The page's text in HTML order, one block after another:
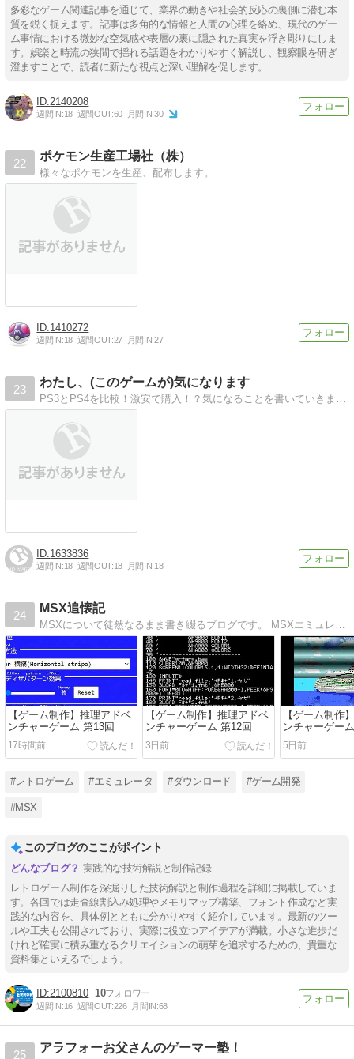
多彩なゲーム関連記事を通じて、業界の動きや社会的反応の裏側に潜む本
質を鋭く捉えます。記事は多角的な情報と人間の心理を絡め、現代のゲー
ム事情における微妙な空気感や表層の裏に隠された真実を浮き彫りにしま
す。娯楽と時流の狭間で揺れる話題をわかりやすく解説し、観察眼を研ぎ
澄ますことで、読者に新たな視点と深い理解を促します。
2140208
週間IN:18 週間OUT:60 月間IN:30
22
ポケモン生産工場社（株）
様々なポケモンを生産、配布します。
1410272
週間IN:18 週間OUT:27 月間IN:27
23
わたし、(このゲームが)気になります
1633836
週間IN:18 週間OUT:18 月間IN:18
24
MSX追懐記
【ゲーム制作】推理アドベ
ンチャーゲーム 第13回
17時間前
【ゲーム制作】推理アドベ
ンチャーゲーム 第12回
3日前
【ゲーム制作
ンチャーゲー
5日前
#レトロゲーム #エミュレータ #ダウンロード #ゲーム開発
#MSX
このブログのここがポイント
実践的な技術解説と制作記録
レトロゲーム制作を深掘りした技術解説と制作過程を詳細に掲載していま
す。各回では走査線割込み処理やメモリマップ構築、フォント作成など実
践的な内容を、具体例とともに分かりやすく紹介しています。最新のツー
ルや工夫も公開されており、実際に役立つアイデアが満載。小さな進歩だ
けれど確実に積み重なるクリエイションの萌芽を追求するための、貴重な
資料集といえるでしょう。
2100810 10
週間IN:16 週間OUT:226 月間IN:68
25
アラフォーお父さんのゲーマー塾！